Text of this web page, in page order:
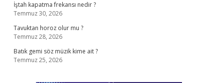
İştah kapatma frekansı nedir ?
Temmuz 30, 2026
Tavuktan horoz olur mu ?
Temmuz 28, 2026
Batık gemi söz müzik kime ait ?
Temmuz 25, 2026